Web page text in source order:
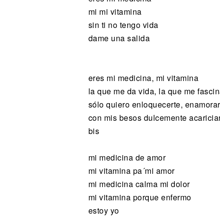
mi mi vitamina
sin ti no tengo vida
dame una salida
eres mi medicina, mi vitamina
la que me da vida, la que me
sólo quiero enloquecerte,
con mis besos dulcemente
bis
mi medicina de amor
mi vitamina pa´mi amor
mi medicina calma mi dolor
mi vitamina porque enfermo
estoy yo